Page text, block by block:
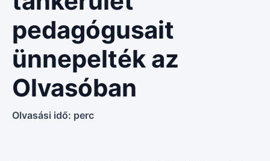
pedagógusait
ünnepelték az
Olvasóban
Olvasási idő: perc